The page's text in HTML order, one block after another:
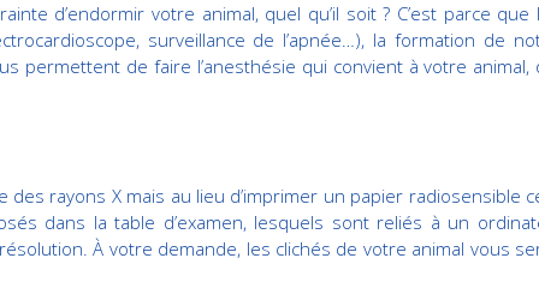
d’endormir votre animal, quel qu’il soit ? C’est parce
surveillance de l’apnée…), la formation de
de faire l’anesthésie qui convient à votre animal,
des rayons X mais au lieu d’imprimer un papier radiosensible
dans la table d’examen, lesquels sont reliés à un
À votre demande, les clichés de votre animal vous